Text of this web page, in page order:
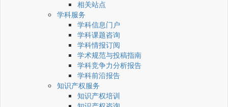
相关站点
学科服务
学科信息门户
学科课题咨询
学科情报订阅
学术规范与投稿指南
学科竞争力分析报告
学科前沿报告
知识产权服务
知识产权培训